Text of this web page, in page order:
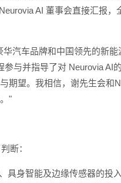
AI 董事会直接汇报，
汽车品牌和中国领先的新
与并指导了对 Neurovia AI
期望。我相信，谢先生会和
"
断：
具身智能及边缘传感器的投